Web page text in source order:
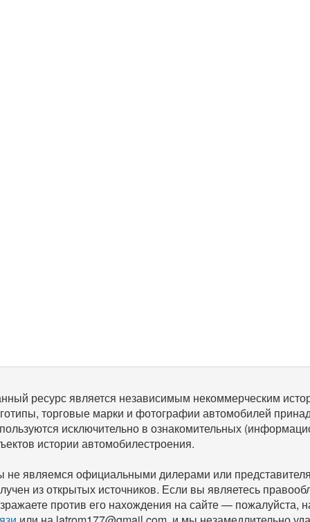
ресурс является независимым некоммерческим
торговые марки и фотографии автомобилей
исключительно в ознакомительных
истории автомобилестроения.
не являемся официальными дилерами или
из открытых источников. Если вы являетесь
против его нахождения на сайте — пожалуйста,